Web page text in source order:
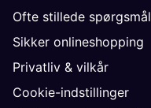
Ofte stillede spørgsmål
Sikker onlineshopping
Privatliv & vilkår
Cookie-indstillinger